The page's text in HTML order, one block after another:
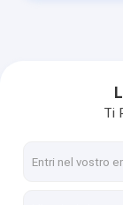
Ti